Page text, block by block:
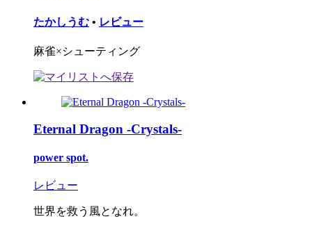
たかしうむ • レビュー
麻雀×シューティング
Eternal Dragon -Crystals-
power spot.
レビュー
世界を救う風となれ。